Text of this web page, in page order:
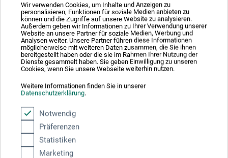
Wir verwenden Cookies, um Inhalte und Anzeigen zu
personalisieren, Funktionen für soziale Medien anbieten zu
können und die Zugriffe auf unsere Website zu analysieren.
Außerdem geben wir Informationen zu Ihrer Verwendung unserer
Website an unsere Partner für soziale Medien, Werbung und
Analysen weiter. Unsere Partner führen diese Informationen
möglicherweise mit weiteren Daten zusammen, die Sie ihnen
bereitgestellt haben oder die sie im Rahmen Ihrer Nutzung der
Dienste gesammelt haben. Sie geben Einwilligung zu unseren
Cookies, wenn Sie unsere Webseite weiterhin nutzen.
Weitere Informationen finden Sie in unserer
Datenschutzerklärung.
Notwendig
Präferenzen
Statistiken
Marketing
Unterentfelden | 3 Tage 05.12.-07.12.2024
Belinda Vaqué| lebt und arbeitet mit eigenem Atelier in Murten
| Besuch der Kunstschule Zürich | diverse Weiterbildungskurse
in Portrait und abstrakter Malerei befreiten Sie vom Zwang,
ausstellungen in der Schweiz | „Der Verstand argumentiert, die
www.belindavaque.ch